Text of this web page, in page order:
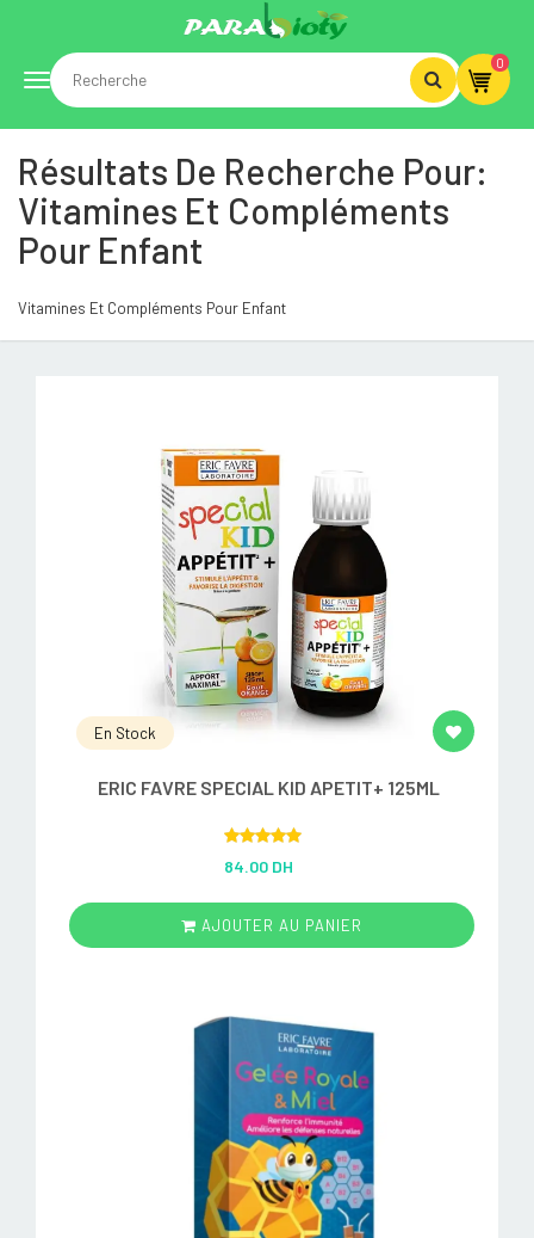
Toggle
navigation
0
Résultats De Recherche Pour:
Vitamines Et Compléments
Pour Enfant
Vitamines Et Compléments Pour Enfant
En Stock
ERIC FAVRE SPECIAL KID APETIT+ 125ML
out of 5
84.00 DH
AJOUTER AU PANIER